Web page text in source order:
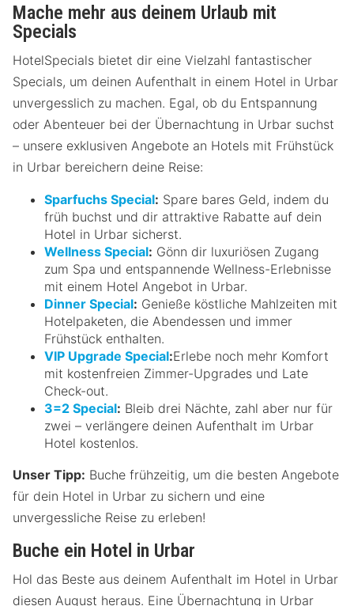
Mache mehr aus deinem Urlaub mit
Specials
HotelSpecials bietet dir eine Vielzahl fantastischer
Specials, um deinen Aufenthalt in einem Hotel in Urbar
unvergesslich zu machen. Egal, ob du Entspannung
oder Abenteuer bei der Übernachtung in Urbar suchst
– unsere exklusiven Angebote an Hotels mit Frühstück
in Urbar bereichern deine Reise:
Sparfuchs Special: Spare bares Geld, indem du
früh buchst und dir attraktive Rabatte auf dein
Hotel in Urbar sicherst.
Wellness Special: Gönn dir luxuriösen Zugang
zum Spa und entspannende Wellness-Erlebnisse
mit einem Hotel Angebot in Urbar.
Dinner Special: Genieße köstliche Mahlzeiten mit
Hotelpaketen, die Abendessen und immer
Frühstück enthalten.
VIP Upgrade Special:Erlebe noch mehr Komfort
mit kostenfreien Zimmer-Upgrades und Late
Check-out.
3=2 Special: Bleib drei Nächte, zahl aber nur für
zwei – verlängere deinen Aufenthalt im Urbar
Hotel kostenlos.
Unser Tipp: Buche frühzeitig, um die besten Angebote
für dein Hotel in Urbar zu sichern und eine
unvergessliche Reise zu erleben!
Buche ein Hotel in Urbar
Hol das Beste aus deinem Aufenthalt im Hotel in Urbar
diesen August heraus. Eine Übernachtung in Urbar